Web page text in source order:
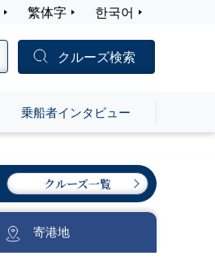
繁体字 한국어
クルーズ検索
乗船者インタビュー
クルーズ一覧
寄港地